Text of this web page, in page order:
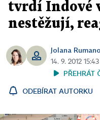
tvrdí Indové
nestěžují,
Jolana
14. 9. 2012
PŘEHRÁT
ODEBÍRAT AUTORKU